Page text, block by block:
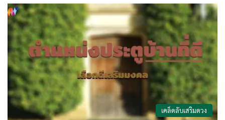
เคล็ดลับเสริมดวง